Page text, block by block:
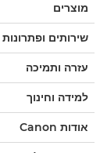
מוצרים
שירותים ופתרונות
עזרה ותמיכה
למידה וחינוך
אודות Canon